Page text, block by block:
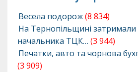
Весела подорож(8 834)
На Тернопільщині затримали
начальника ТЦК… (3 944)
Печатки, авто та чорнова
(3 909)